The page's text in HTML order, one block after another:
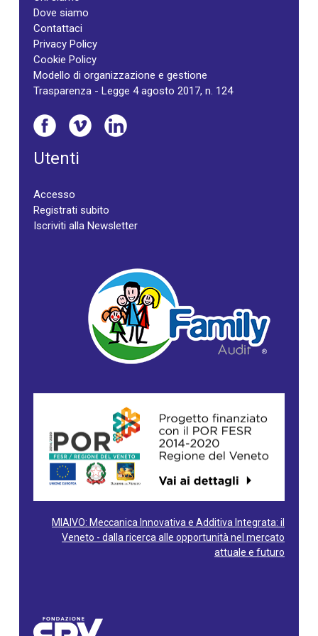
Dove siamo
Contattaci
Privacy Policy
Cookie Policy
Modello di organizzazione e gestione
Trasparenza - Legge 4 agosto 2017, n. 124
Utenti
Accesso
Registrati subito
Iscriviti alla Newsletter
MIAIVO: Meccanica Innovativa e Additiva Integrata: il
Veneto - dalla ricerca alle opportunità nel mercato
attuale e futuro